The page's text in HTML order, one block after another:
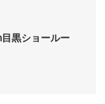
黒ショールー